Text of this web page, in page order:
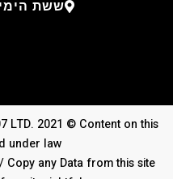
ששת הימים 30, בני
LTD. 2021 © Content on this
under law
Copy any Data from this site